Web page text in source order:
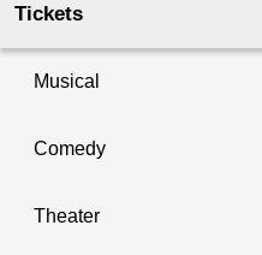
Tickets
Musical
Comedy
Theater